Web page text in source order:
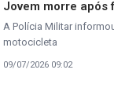
Jovem morre após
A Polícia Militar
motocicleta
09/07/2026 09:02